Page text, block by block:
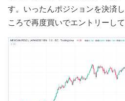
す。いったんポジションを決済
ころで再度買いでエントリーして